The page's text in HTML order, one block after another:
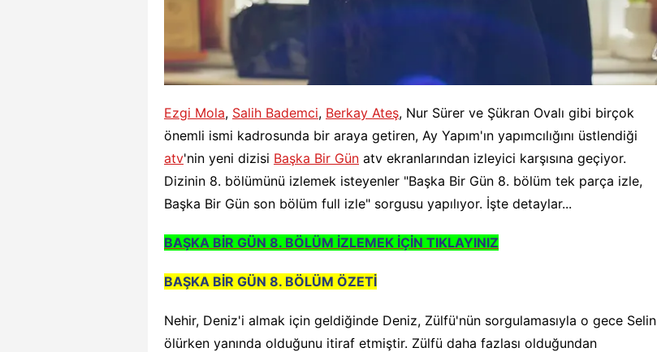
Ezgi Mola, Salih Bademci, Berkay Ateş, Nur Sürer ve Şükran Ovalı gibi birçok
önemli ismi kadrosunda bir araya getiren, Ay Yapım'ın yapımcılığını üstlendiği
atv'nin yeni dizisi Başka Bir Gün atv ekranlarından izleyici karşısına geçiyor.
Dizinin 8. bölümünü izlemek isteyenler "Başka Bir Gün 8. bölüm tek parça izle,
Başka Bir Gün son bölüm full izle" sorgusu yapılıyor. İşte detaylar...
BAŞKA BİR GÜN 8. BÖLÜM İZLEMEK İÇİN TIKLAYINIZ
BAŞKA BİR GÜN 8. BÖLÜM ÖZETİ
Nehir, Deniz'i almak için geldiğinde Deniz, Zülfü'nün sorgulamasıyla o gece Selin
ölürken yanında olduğunu itiraf etmiştir. Zülfü daha fazlası olduğundan